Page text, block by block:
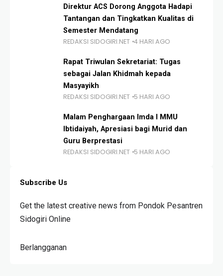
Direktur ACS Dorong Anggota Hadapi
Tantangan dan Tingkatkan Kualitas di
Semester Mendatang
REDAKSI SIDOGIRI.NET 4 HARI AGO
Rapat Triwulan Sekretariat: Tugas
sebagai Jalan Khidmah kepada
Masyayikh
REDAKSI SIDOGIRI.NET 5 HARI AGO
Malam Penghargaan Imda I MMU
Ibtidaiyah, Apresiasi bagi Murid dan
Guru Berprestasi
REDAKSI SIDOGIRI.NET 5 HARI AGO
Subscribe Us
Get the latest creative news from Pondok Pesantren
Sidogiri Online
Berlangganan